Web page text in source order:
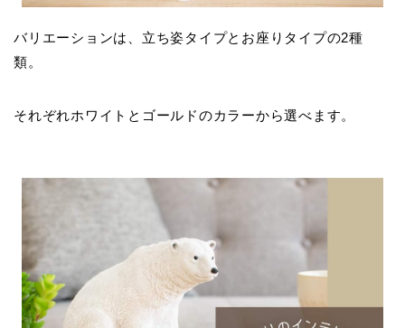
バリエーションは、立ち姿タイプとお座りタイプの2種
類。
それぞれホワイトとゴールドのカラーから選べます。